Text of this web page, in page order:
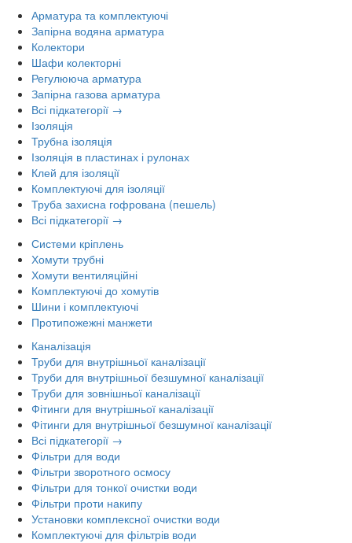
Арматура та комплектуючі
Запірна водяна арматура
Колектори
Шафи колекторні
Регулююча арматура
Запірна газова арматура
Всі підкатегорії →
Ізоляція
Трубна ізоляція
Ізоляція в пластинах і рулонах
Клей для ізоляції
Комплектуючі для ізоляції
Труба захисна гофрована (пешель)
Всі підкатегорії →
Системи кріплень
Хомути трубні
Хомути вентиляційні
Комплектуючі до хомутів
Шини і комплектуючі
Протипожежні манжети
Каналізація
Труби для внутрішньої каналізації
Труби для внутрішньої безшумної каналізації
Труби для зовнішньої каналізації
Фітинги для внутрішньої каналізації
Фітинги для внутрішньої безшумної каналізації
Всі підкатегорії →
Фільтри для води
Фільтри зворотного осмосу
Фільтри для тонкої очистки води
Фільтри проти накипу
Установки комплексної очистки води
Комплектуючі для фільтрів води